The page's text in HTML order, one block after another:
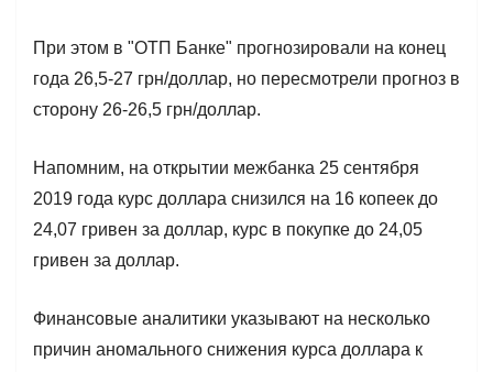
При этом в "ОТП Банке" прогнозировали на конец
года 26,5-27 грн/доллар, но пересмотрели прогноз в
сторону 26-26,5 грн/доллар.
Напомним, на открытии межбанка 25 сентября
2019 года курс доллара снизился на 16 копеек до
24,07 гривен за доллар, курс в покупке до 24,05
гривен за доллар.
Финансовые аналитики указывают на несколько
причин аномального снижения курса доллара к